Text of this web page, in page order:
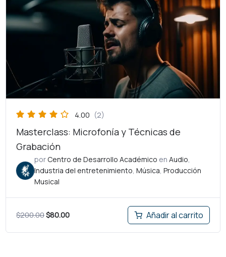
4.00 (2)
Masterclass: Microfonía y Técnicas de
Grabación
por Centro de Desarrollo Académico en Audio
Industria del entretenimiento Música Producción
Musical
$200.00$80.00
$80.00.
Añadir al carrito